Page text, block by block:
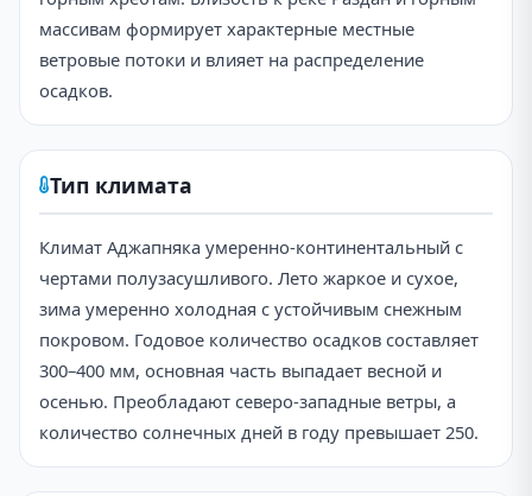
массивам формирует характерные местные
ветровые потоки и влияет на распределение
осадков.
Тип климата
Климат Аджапняка умеренно-континентальный с
чертами полузасушливого. Лето жаркое и сухое,
зима умеренно холодная с устойчивым снежным
покровом. Годовое количество осадков составляет
300–400 мм, основная часть выпадает весной и
осенью. Преобладают северо-западные ветры, а
количество солнечных дней в году превышает 250.